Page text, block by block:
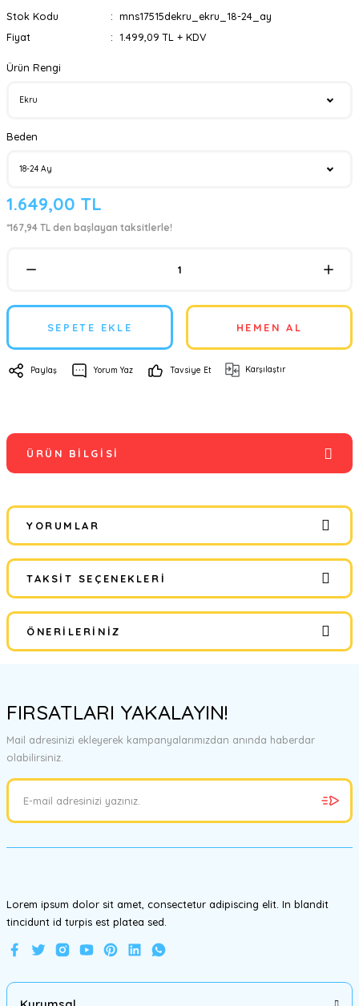
Stok Kodu
mns17515dekru_ekru_18-24_ay
Fiyat
1.499,09 TL + KDV
Ürün Rengi
Beden
1.649,00 TL
*167,94 TL den başlayan taksitlerle!
SEPETE EKLE HEMEN AL
Paylaş Yorum Yaz Tavsiye Et Karşılaştır
ÜRÜN BILGISI
YORUMLAR
Bu ürüne ilk yorumu siz yapın!
Yorum Yaz
TAKSIT SEÇENEKLERI
ÖNERILERINIZ
tarafımıza iletebilirsiniz.
Görüş ve önerileriniz için teşekkür ederiz.
Ürün resmi kalitesiz, bozuk veya görüntülenemiyor.
Ürün bilgilerinde hatalar bulunuyor.
FIRSATLARI YAKALAYIN!
Mail adresinizi ekleyerek kampanyalarımızdan anında haberdar
olabilirsiniz.
Lorem ipsum dolor sit amet, consectetur adipiscing elit. In blandit
tincidunt id turpis est platea sed.